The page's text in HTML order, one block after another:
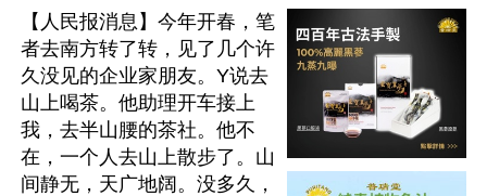
【人民报消息】今年开春，笔
者去南方转了转，见了几个许
久没见的企业家朋友。Y说去
山上喝茶。他助理开车接上
我，去半山腰的茶社。他不
在，一个人去山上散步了。山
间静无，天广地阔。没多久，